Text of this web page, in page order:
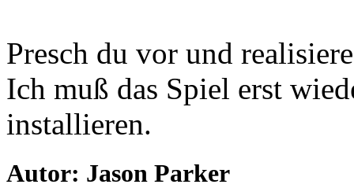
Presch du vor und
Ich muß das Spiel erst
installieren.
Autor: Jason Parker